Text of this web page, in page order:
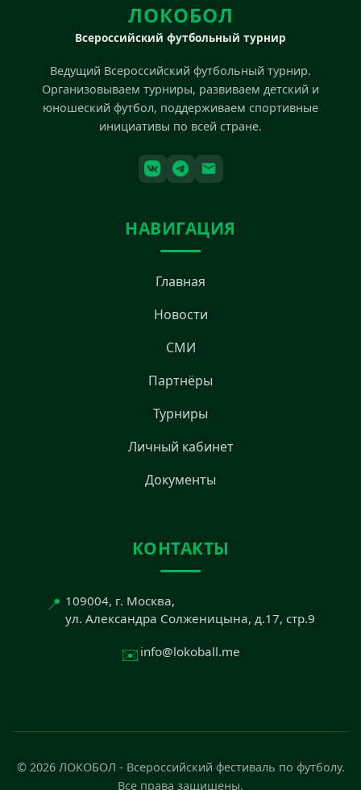
ЛОКОБОЛ
Всероссийский футбольный турнир
Ведущий Всероссийский футбольный турнир.
Организовываем турниры, развиваем детский и
юношеский футбол, поддерживаем спортивные
инициативы по всей стране.
НАВИГАЦИЯ
Главная
Новости
СМИ
Партнёры
Турниры
Личный кабинет
Документы
КОНТАКТЫ
📍 109004, г. Москва,
ул. Александра Солженицына, д.17, стр.9
✉️ info@lokoball.me
© 2026 ЛОКОБОЛ - Всероссийский фестиваль по футболу.
Все права защищены.